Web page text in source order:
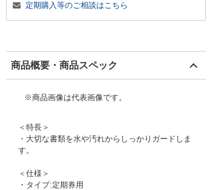
定期購入等のご相談はこちら
商品概要・商品スペック
※商品画像は代表画像です。
＜特長＞
・大切な書類を水や汚れからしっかりガードしま
す。
＜仕様＞
・タイプ:定期券用